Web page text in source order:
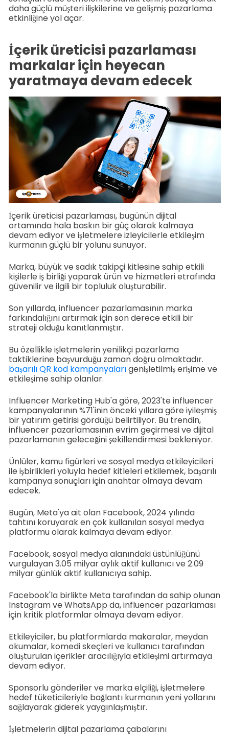
daha güçlü müşteri ilişkilerine ve gelişmiş pazarlama
etkinliğine yol açar.
İçerik üreticisi pazarlaması
markalar için heyecan
yaratmaya devam edecek
İçerik üreticisi pazarlaması, bugünün dijital
ortamında hala baskın bir güç olarak kalmaya
devam ediyor ve işletmelere izleyicilerle etkileşim
kurmanın güçlü bir yolunu sunuyor.
Marka, büyük ve sadık takipçi kitlesine sahip etkili
kişilerle iş birliği yaparak ürün ve hizmetleri etrafında
güvenilir ve ilgili bir topluluk oluşturabilir.
Son yıllarda, influencer pazarlamasının marka
farkındalığını artırmak için son derece etkili bir
strateji olduğu kanıtlanmıştır.
Bu özellikle işletmelerin yenilikçi pazarlama
taktiklerine başvurduğu zaman doğru olmaktadır.
başarılı QR kod kampanyalarıgenişletilmiş erişime ve
etkileşime sahip olanlar.
Influencer Marketing Hub'a göre, 2023'te influencer
kampanyalarının %71'inin önceki yıllara göre iyileşmiş
bir yatırım getirisi gördüğü belirtiliyor. Bu trendin,
influencer pazarlamasının evrim geçirmesi ve dijital
pazarlamanın geleceğini şekillendirmesi bekleniyor.
Ünlüler, kamu figürleri ve sosyal medya etkileyicileri
ile işbirlikleri yoluyla hedef kitleleri etkilemek, başarılı
kampanya sonuçları için anahtar olmaya devam
edecek.
Bugün, Meta'ya ait olan Facebook, 2024 yılında
tahtını koruyarak en çok kullanılan sosyal medya
platformu olarak kalmaya devam ediyor.
Facebook, sosyal medya alanındaki üstünlüğünü
vurgulayan 3.05 milyar aylık aktif kullanıcı ve 2.09
milyar günlük aktif kullanıcıya sahip.
Facebook'la birlikte Meta tarafından da sahip olunan
Instagram ve WhatsApp da, influencer pazarlaması
için kritik platformlar olmaya devam ediyor.
Etkileyiciler, bu platformlarda makaralar, meydan
okumalar, komedi skeçleri ve kullanıcı tarafından
oluşturulan içerikler aracılığıyla etkileşimi artırmaya
devam ediyor.
Sponsorlu gönderiler ve marka elçiliği, işletmelere
hedef tüketicileriyle bağlantı kurmanın yeni yollarını
sağlayarak giderek yaygınlaşmıştır.
İşletmelerin dijital pazarlama çabalarını